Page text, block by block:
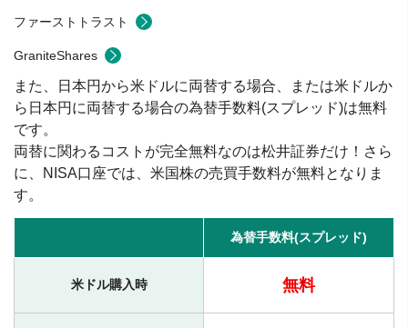
ファーストトラスト
GraniteShares
また、日本円から米ドルに両替する場合、または米ドルか
ら日本円に両替する場合の為替手数料(スプレッド)は無料
です。
両替に関わるコストが完全無料なのは松井証券だけ！さら
に、NISA口座では、米国株の売買手数料が無料となりま
す。
為替手数料(スプレッド)
米ドル購入時 無料